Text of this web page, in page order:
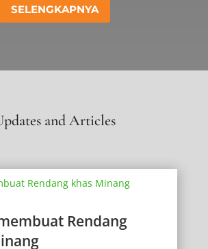
SELENGKAPNYA
and Articles
Rendang